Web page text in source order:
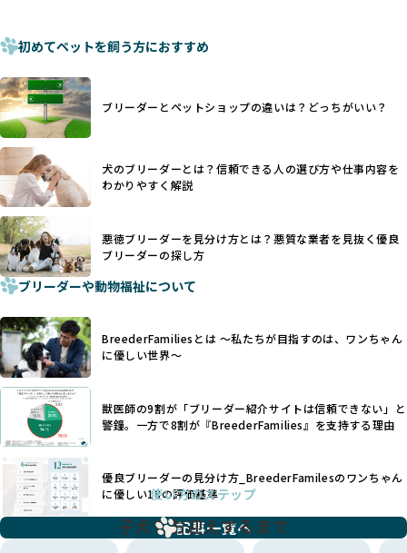
少なくなく、消費者にとって選択の判断が難しい現状があり
さらに、書類審査のみで掲載が許可されるサイトが多く、実
際の飼育環境やブリーダーの姿勢が見えにくい点も課題で
す。こうしたサイトでは、ブリーダーが記載する情報が主で
あり、実際の現場や日々のケアの状況がわからないため、営
利優先の「悪徳ブリーダー」が含まれるリスクが高まりま
す。
BreederFamiliesでは、ワンちゃんを大切にする「優良ブリ
ーダー」のみを紹介するために、法令を超えた独自の基準を
設け、ブリーダーの理念や飼育環境の厳格なチェックを行っ
ています。
一部の営利優先のブリーディングでは、母犬の出産負担を考
えずに大量繁殖が行われ、親犬が心身ともに疲弊するケース
が見られます。さらに、コストカットのために食事を減らし
たり、栄養のない食事を与える、適切な健康管理が行われな
いなど、ワンちゃんの健康と福祉が犠牲にされることも少な
くありません。
また、健康リスクが予測しづらいミックス犬の繁殖や、愛情
が行き届かない多頭飼育等も問題です。これらのブリーディ
ング手法は、ワンちゃんの福祉を無視し、利益のみを追求す
るブリーダーによるものが多く、消費者にとっても深刻な課
題となっています。
BreederFamiliesでは、こうしたワンちゃんに優しくないブ
リーディングをなくすため、すべてのワンちゃんを家族のよ
うに大切に飼育・繁殖を行っている「優良ブリーダー」のみ
手段でもあるため、切断されることで他の犬や人間との意思
ヨーロッパ諸国ではこうした処置が禁止されている一方で、
日本ではいまだ行われる場合があります。
優良ブリーダーは動物福祉を優先し、ワンちゃんの自然な姿
を大切にするため断尾・断耳を行いません。
一方、営利優先ブリーダーでは「見た目が良く売れやすい」
ことを理由に断尾や断耳を行うことがあり、中には麻酔なし
で処置するケースも見受けられます。
「耳やしっぽを切らない」詳細はこちら
犬種ごとに異なる健康リスクや育て方のポイントを理解し、
適切に対応するためには、深い知識と豊富な経験が欠かせま
せん。現在、犬種は200種類以上あり、それぞれに特有の健康
たとえば、パグは呼吸器系のトラブルを抱えやすく、ラブラ
ドール・レトリバーには股関節形成不全への注意が必要で
す。このような犬種ごとの違いを熟知し、適切なケアを提供
できるかどうかは、ブリーダーの専門性に大きく関わりま
す。
優良ブリーダーは、少数の犬種（一般的に3種以内）に絞って
繁殖を行い、各犬種の特徴を熟知しています。これにより、
犬種ごとの健康管理や繁殖において質の高いケアを提供する
ことが可能です。
一方、営利優先ブリーダーは流行や需要に応じて扱う犬種を
増やす傾向があり、犬種ごとに異なる健康問題や適切な育成
環境を十分に考慮しない場合があります。こうしたブリーダ
初めてペットを飼う方におすすめ
ブリーダーとペットショップの違いは？どっちがいい？
犬のブリーダーとは？信頼できる人の選び方や仕事内容を
わかりやすく解説
悪徳ブリーダーを見分け方とは？悪質な業者を見抜く優良
ブリーダーの探し方
ブリーダーや動物福祉について
BreederFamiliesとは 〜私たちが目指すのは、ワンちゃん
に優しい世界〜
獣医師の9割が「ブリーダー紹介サイトは信頼できない」と
警鐘。一方で8割が『BreederFamilies』を支持する理由
優良ブリーダーの見分け方_BreederFamilesのワンちゃん
に優しい18の評価基準
記事一覧へ
使い方のステップ
子犬をお迎えするまで